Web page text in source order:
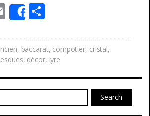
E
m
ai
l
Share
ta
g
er
, baccarat, compotier, cristal,
, décor, lyre
Search